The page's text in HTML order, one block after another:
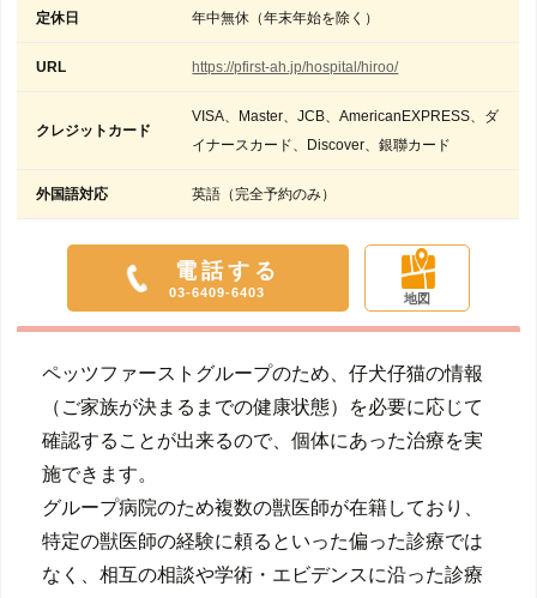
定休日 年中無休（年末年始を除く）
URL https://pfirst-ah.jp/hospital/hiroo/
クレジットカード
VISA、Master、JCB、AmericanEXPRESS、ダ
イナースカード、Discover、銀聯カード
外国語対応 英語（完全予約のみ）
電話する
03-6409-6403 地図
ペッツファーストグループのため、仔犬仔猫の情報
（ご家族が決まるまでの健康状態）を必要に応じて
確認することが出来るので、個体にあった治療を実
施できます。
グループ病院のため複数の獣医師が在籍しており、
特定の獣医師の経験に頼るといった偏った診療では
なく、相互の相談や学術・エビデンスに沿った診療